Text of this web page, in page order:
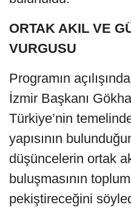
ORTAK AKIL VE
VURGUSU
Programın
İzmir Başkanı
Türkiye’nin
yapısının
düşüncelerin ortak
buluşmasının
pekiştireceğini